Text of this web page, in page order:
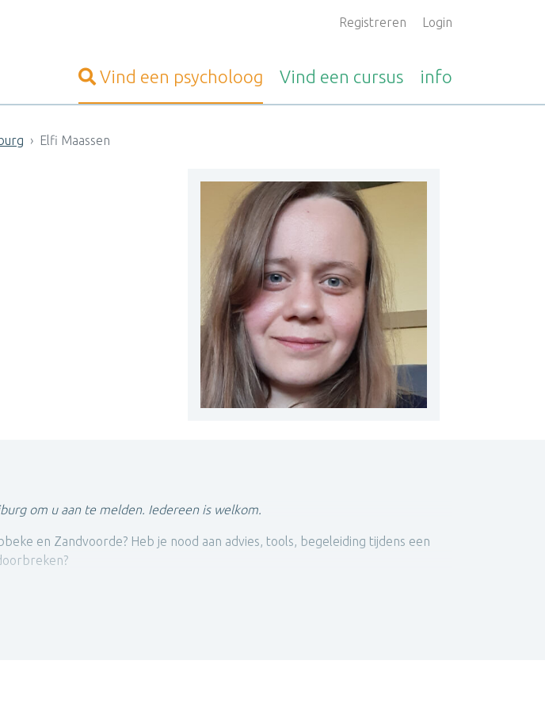
Registreren Login
Vind een psycholoog Vind een cursus info
Elfi Maassen
om u aan te melden. Iedereen is welkom.
en Zandvoorde? Heb je nood aan advies, tools, begeleiding tijdens een
als ervaringsgerichte psychotherapievormen. En het vertrekt ook